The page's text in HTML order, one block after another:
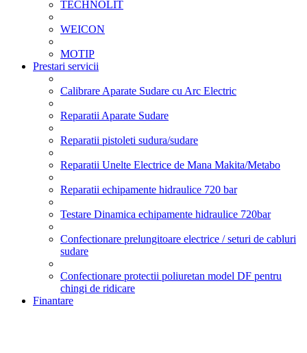
TECHNOLIT
WEICON
MOTIP
Prestari servicii
Calibrare Aparate Sudare cu Arc Electric
Reparatii Aparate Sudare
Reparatii pistoleti sudura/sudare
Reparatii Unelte Electrice de Mana Makita/Metabo
Reparatii echipamente hidraulice 720 bar
Testare Dinamica echipamente hidraulice 720bar
Confectionare prelungitoare electrice / seturi de cabluri
sudare
Confectionare protectii poliuretan model DF pentru
chingi de ridicare
Finantare